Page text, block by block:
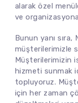
alarak özel
ve
Bunun yanı sıra,
müşterilerimizle
Müşterilerimizin
hizmeti sunmak
topluyoruz.
için her zaman